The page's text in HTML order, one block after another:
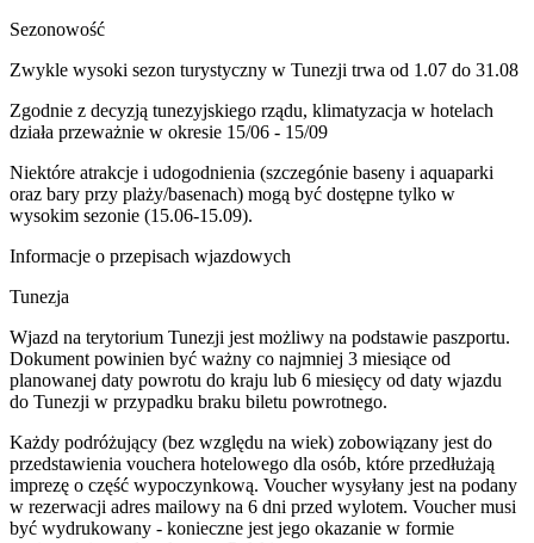
Sezonowość
Zwykle wysoki sezon turystyczny w Tunezji trwa od 1.07 do 31.08
Zgodnie z decyzją tunezyjskiego rządu, klimatyzacja w hotelach
działa przeważnie w okresie 15/06 - 15/09
Niektóre atrakcje i udogodnienia (szczegónie baseny i aquaparki
oraz bary przy plaży/basenach) mogą być dostępne tylko w
wysokim sezonie (15.06-15.09).
Informacje o przepisach wjazdowych
Tunezja
Wjazd na terytorium Tunezji jest możliwy na podstawie paszportu.
Dokument powinien być ważny co najmniej 3 miesiące od
planowanej daty powrotu do kraju lub 6 miesięcy od daty wjazdu
do Tunezji w przypadku braku biletu powrotnego.
Każdy podróżujący (bez względu na wiek) zobowiązany jest do
przedstawienia vouchera hotelowego dla osób, które przedłużają
imprezę o część wypoczynkową. Voucher wysyłany jest na podany
w rezerwacji adres mailowy na 6 dni przed wylotem. Voucher musi
być wydrukowany - konieczne jest jego okazanie w formie